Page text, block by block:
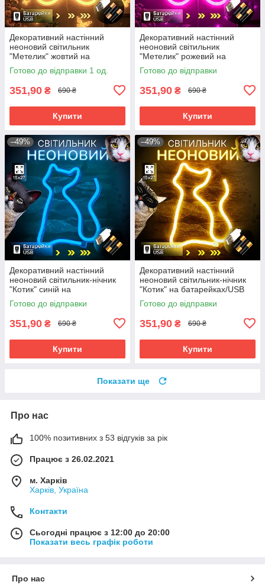
Декоративний настінний
неоновий світильник
"Метелик" жовтий на
батарейках/USB 15.4*22.6 см
Готово до відправки 1 од.
351,90 ₴ 690 ₴
Купити
Декоративний настінний
неоновий світильник
"Метелик" рожевий на
батарейках/USB 15.4*22.6 см
Готово до відправки
351,90 ₴ 690 ₴
Купити
–49%
Декоративний настінний
неоновий світильник-нічник
"Котик" синій на
батарейках/USB 17*23.5 см
Готово до відправки
351,90 ₴ 690 ₴
Купити
–49%
Декоративний настінний
неоновий світильник-нічник
"Котик" на батарейках/USB
17*23.5 см
Готово до відправки
351,90 ₴ 690 ₴
Купити
Показати ще
Про нас
100% позитивних з 53 відгуків за рік
Працює з 26.02.2021
м. Харків
Харків, Україна
Контакти
Сьогодні працює з 12:00 до 20:00
Показати весь графік роботи
Про нас